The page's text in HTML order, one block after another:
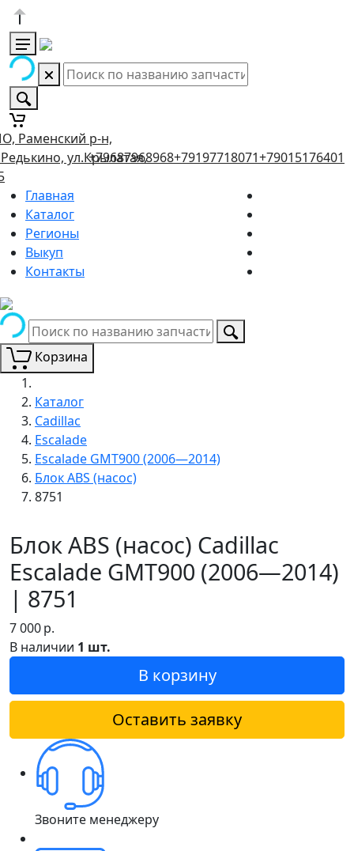
Раменский р-н,
ул.Крылатая,
+79687968968+79197718071+79015176401
Главная
Каталог
Регионы
Выкуп
Контакты
Корзина
Каталог
Cadillac
Escalade
Escalade GMT900 (2006—2014)
Блок ABS (насос)
8751
Блок ABS (насос) Cadillac
Escalade GMT900 (2006—2014)
| 8751
7 000р.
В наличии 1 шт.
В корзину
Оставить заявку
Звоните менеджеру